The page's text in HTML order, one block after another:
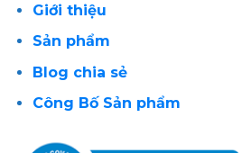
Giới thiệu
Sản phẩm
Blog chia sẻ
Công Bố Sản phẩm